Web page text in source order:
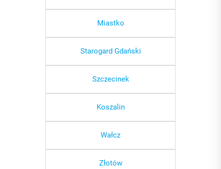
Miastko
Starogard Gdański
Szczecinek
Koszalin
Wałcz
Złotów